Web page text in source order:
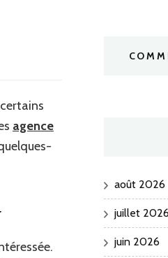
agence
août 2026
juillet
juin 2026